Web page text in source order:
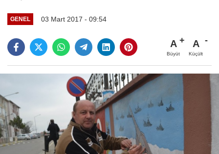
GENEL 03 Mart 2017 - 09:54
A
Büyüt
A
Küçült